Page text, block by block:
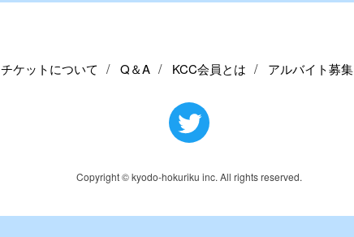
チケットについて Q＆A KCC会員とは アルバイト募集
Copyright © kyodo-hokuriku inc. All rights reserved.